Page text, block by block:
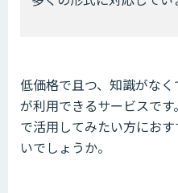
低価格で且つ、知識がな
が利用できるサービスで
で活用してみたい方にお
いでしょうか。